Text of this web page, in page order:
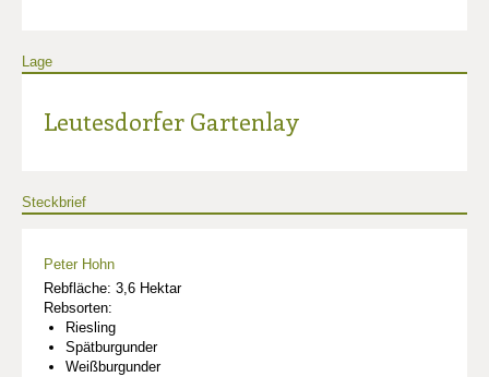
Lage
Leutesdorfer Gartenlay
Steckbrief
Peter Hohn
Rebfläche: 3,6 Hektar
Rebsorten:
Riesling
Spätburgunder
Weißburgunder